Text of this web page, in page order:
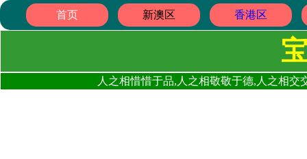
首页 新澳区 香港区
人之相惜惜于品,人之相敬敬于德,人之相